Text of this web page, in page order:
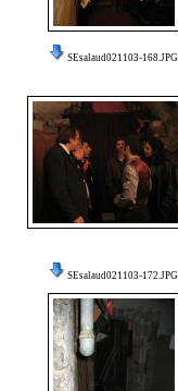
SEsalaud021103-168.JPG
SEsalaud021103-172.JPG